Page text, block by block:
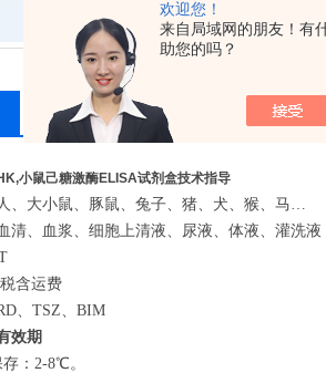
欢迎您！
来自局域网的朋友！有
助您的吗？
相关产品 留言询价
小鼠己糖激酶ELISA试剂盒技术指导
、大小鼠、豚鼠、兔子、猪、犬、猴、马…
清、血浆、细胞上清液、尿液、体液、灌洗液
含运费
、TSZ、BIM
效期
：2-8℃。